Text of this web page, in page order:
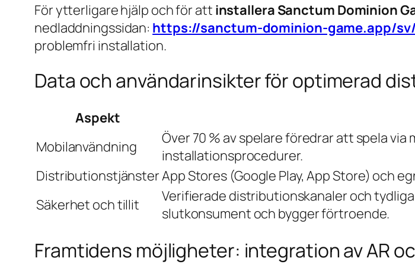
För ytterligare hjälp och för att installera Sanctum Dominion
nedladdningssidan: https://sanctum-dominion-game.app/sv/
problemfri installation.
Data och användarinsikter för optimerad
Aspekt
Mobilanvändning
Över 70 % av spelare föredrar att spela
installationsprocedurer.
DistributionstjänsterApp Stores (Google Play, App Store) och
Säkerhet och tillit
Verifierade distributionskanaler och
slutkonsument och bygger förtroende.
Framtidens möjligheter: integration av AR